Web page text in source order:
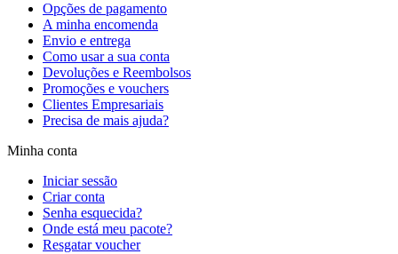
Opções de pagamento
A minha encomenda
Envio e entrega
Como usar a sua conta
Devoluções e Reembolsos
Promoções e vouchers
Clientes Empresariais
Precisa de mais ajuda?
Minha conta
Iniciar sessão
Criar conta
Senha esquecida?
Onde está meu pacote?
Resgatar voucher